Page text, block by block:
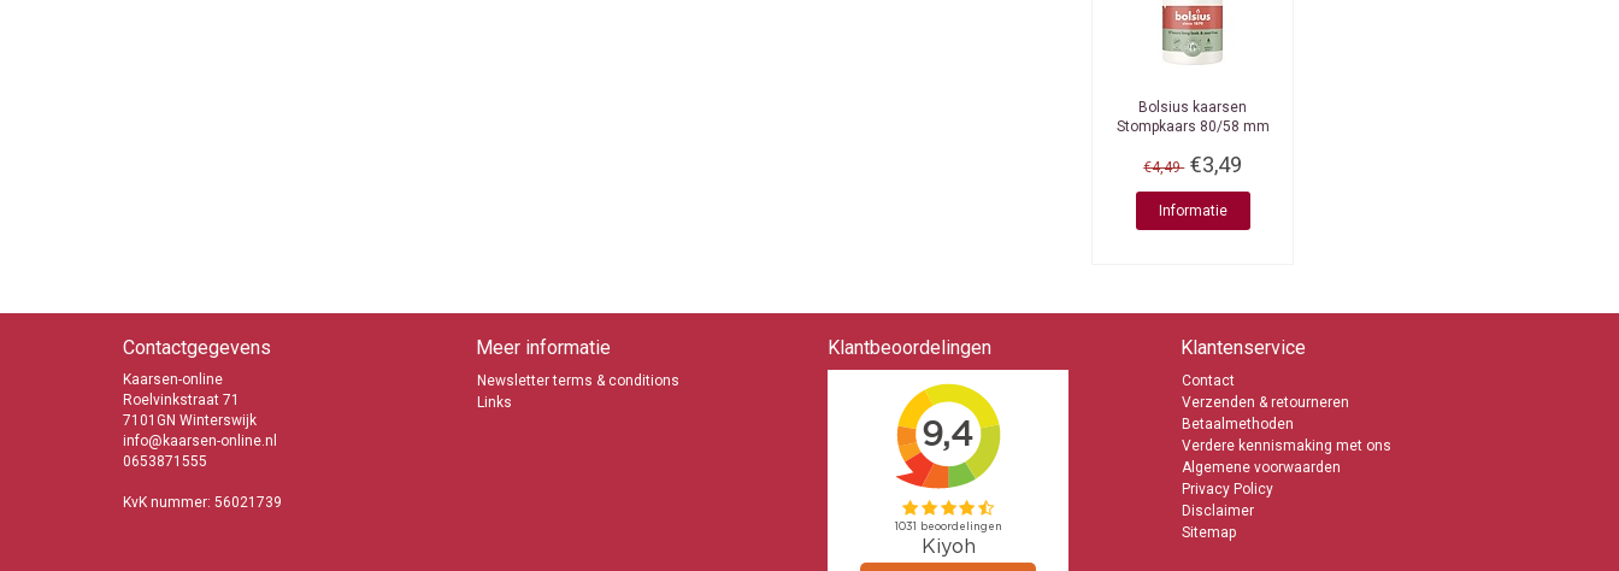
Bolsius kaarsen
Stompkaars 80/58 mm
€4,49 €3,49
Informatie
Contactgegevens
Kaarsen-online
Roelvinkstraat 71
7101GN Winterswijk
info@kaarsen-online.nl
0653871555
KvK nummer: 56021739
Meer informatie
Newsletter terms & conditions
Links
Klantbeoordelingen Klantenservice
Contact
Verzenden & retourneren
Betaalmethoden
Verdere kennismaking met ons
Algemene voorwaarden
Privacy Policy
Disclaimer
Sitemap